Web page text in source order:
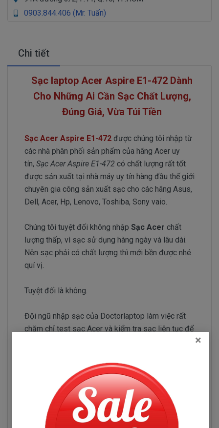
0903.844.406 (Mr. Tuấn)
Chi tiết
Sạc laptop Acer Aspire E1-472 Dành
Cho Những Ai Cần Sạc Chất Lượng,
Đúng Giá, Vừa Túi Tiền
Sạc Acer Aspire E1-472 được chúng tôi nhập từ
các nhà phân phối sản phẩm của hãng Acer uy
tín, Sạc Acer Aspire E1-472 có chất lượng rất tốt
được sản xuất tại nhà máy uy tín hàng đầu thế giới
chuyên gia công sản xuất sạc cho các hãng Asus,
Dell, Acer, Hp, Lenovo, Toshiba, Sony vaio.
Chúng tôi tuyệt đối không nhập Sạc Acer chất
lượng thấp, vì sạc sử dụng hàng ngày và lâu dài.
Nên sạc phải có chất lượng thì mới bền được nhé
quí vị.
Tuyệt đối là không.
Đội ngũ nhập sạc của Doctorlaptop làm việc rất
chăm chỉ test sạc Acer và kiểm tra sạc liên tục để
chỉ tuyển chọn những nhà phân phối sạc có uy tín và
Sạc Acer Aspire E1-472
Những hư hỏng thường gặp
×